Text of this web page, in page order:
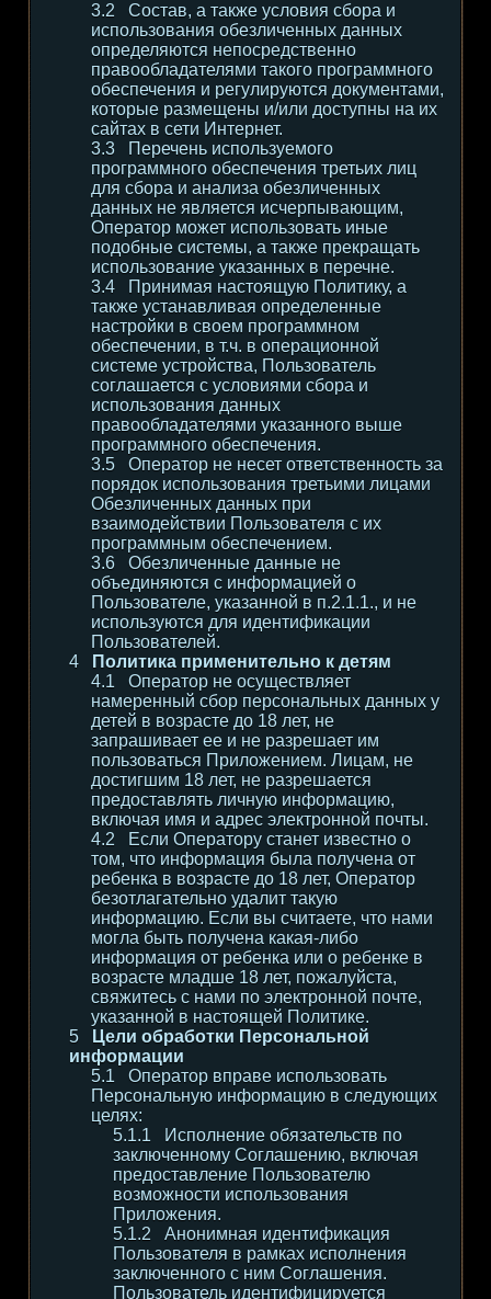
Состав, а также условия сбора и
использования обезличенных данных
определяются непосредственно
правообладателями такого программного
обеспечения и регулируются документами,
которые размещены и/или доступны на их
сайтах в сети Интернет.
Перечень используемого
программного обеспечения третьих лиц
для сбора и анализа обезличенных
данных не является исчерпывающим,
Оператор может использовать иные
подобные системы, а также прекращать
использование указанных в перечне.
Принимая настоящую Политику, а
также устанавливая определенные
настройки в своем программном
обеспечении, в т.ч. в операционной
системе устройства, Пользователь
соглашается с условиями сбора и
использования данных
правообладателями указанного выше
программного обеспечения.
Оператор не несет ответственность за
порядок использования третьими лицами
Обезличенных данных при
взаимодействии Пользователя с их
программным обеспечением.
Обезличенные данные не
объединяются с информацией о
Пользователе, указанной в п.2.1.1., и не
используются для идентификации
Пользователей.
Политика применительно к детям
Оператор не осуществляет
намеренный сбор персональных данных у
детей в возрасте до 18 лет, не
запрашивает ее и не разрешает им
пользоваться Приложением. Лицам, не
достигшим 18 лет, не разрешается
предоставлять личную информацию,
включая имя и адрес электронной почты.
Если Оператору станет известно о
том, что информация была получена от
ребенка в возрасте до 18 лет, Оператор
безотлагательно удалит такую
информацию. Если вы считаете, что нами
могла быть получена какая-либо
информация от ребенка или о ребенке в
возрасте младше 18 лет, пожалуйста,
свяжитесь с нами по электронной почте,
указанной в настоящей Политике.
Цели обработки Персональной
информации
Оператор вправе использовать
Персональную информацию в следующих
целях:
Исполнение обязательств по
заключенному Соглашению, включая
предоставление Пользователю
возможности использования
Приложения.
Анонимная идентификация
Пользователя в рамках исполнения
заключенного с ним Соглашения.
Пользователь идентифицируется